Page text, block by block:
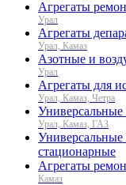
Агрегаты
Урал
Агрегаты
Урал, Камаз
Азотные и
Урал
Агрегаты для
Урал, Камаз, Четра
Урал, Камаз, ГАЗ
стационарные
Агрегаты
Камаз